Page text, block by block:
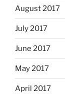
August 2017
July 2017
June 2017
May 2017
April 2017